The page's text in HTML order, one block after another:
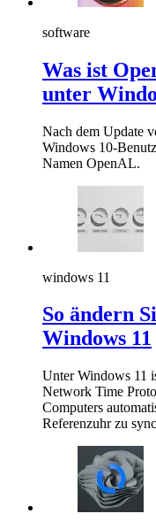
software
Was ist
unter
Nach dem Update
Windows 10-
Namen OpenAL.
windows 11
So ändern
Windows 11
Unter Windows 11
Network Time
Computers
Referenzuhr zu